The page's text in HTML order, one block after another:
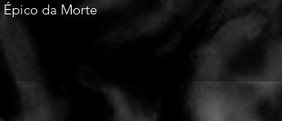
Épico da Morte